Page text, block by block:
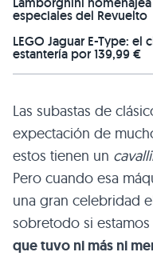
especiales del Revuelto
LEGO Jaguar E-Type:
estantería por 139,99 €
Las subastas de
expectación de
estos tienen un
Pero cuando esa
una gran celebridad
sobretodo si
que tuvo ni más ni